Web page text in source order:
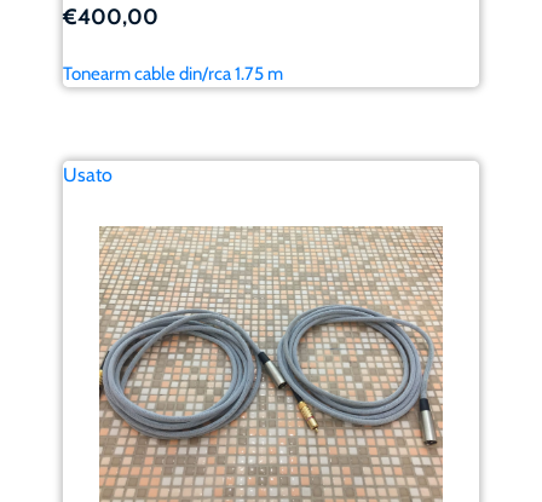
€400,00
Tonearm cable din/rca 1.75 m
Usato